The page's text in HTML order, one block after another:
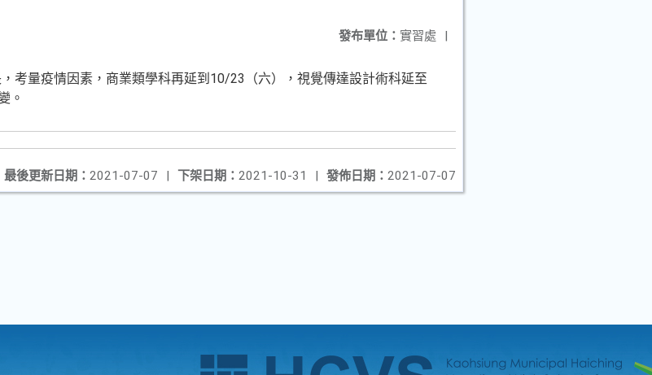
發布單位： 實習處 |
考量疫情因素，商業類學科再延到10/23（六），視覺傳達設計術科延至
。
發佈日期： 2021-07-07
下架日期： 2021-10-31 |
最後更新日期： 2021-07-07 |